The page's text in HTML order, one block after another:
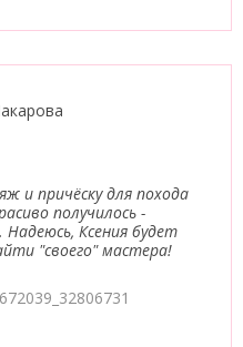
и причёску для похода
получилось -
Надеюсь, Ксения будет
"своего" мастера!